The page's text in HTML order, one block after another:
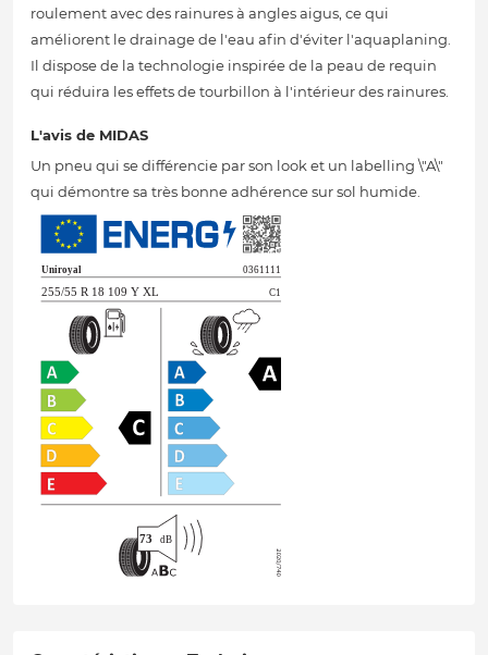
roulement avec des rainures à angles aigus, ce qui
améliorent le drainage de l'eau afin d'éviter l'aquaplaning.
Il dispose de la technologie inspirée de la peau de requin
qui réduira les effets de tourbillon à l'intérieur des rainures.
L'avis de MIDAS
Un pneu qui se différencie par son look et un labelling \"A\"
qui démontre sa très bonne adhérence sur sol humide.